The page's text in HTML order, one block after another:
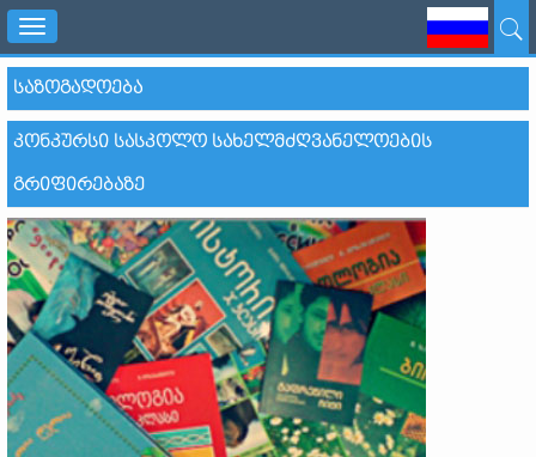
Toggle
navigation
ᲡᲐᲖᲝᲒᲐᲓᲝᲔᲑᲐ
ᲙᲝᲜᲙᲣᲠᲡᲘ ᲡᲐᲡᲙᲝᲚᲝ ᲡᲐᲮᲔᲚᲛᲫᲦᲕᲐᲜᲔᲚᲝᲔᲑᲘᲡ
ᲒᲠᲘᲤᲘᲠᲔᲑᲐᲖᲔ